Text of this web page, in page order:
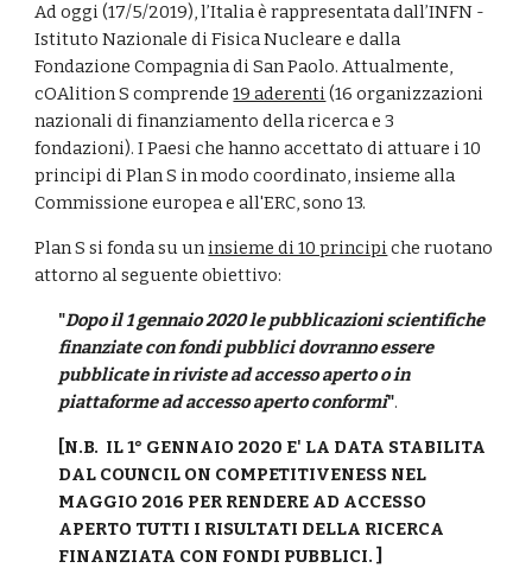
Ad oggi (17/5/2019), l’Italia è rappresentata dall’INFN -
Istituto Nazionale di Fisica Nucleare e dalla
Fondazione Compagnia di San Paolo. Attualmente,
cOAlition S comprende 19 aderenti (16 organizzazioni
nazionali di finanziamento della ricerca e 3
fondazioni). I Paesi che hanno accettato di attuare i 10
principi di Plan S in modo coordinato, insieme alla
Commissione europea e all'ERC, sono 13.
Plan S si fonda su un insieme di 10 principi che ruotano
attorno al seguente obiettivo:
"Dopo il 1 gennaio 2020 le pubblicazioni scientifiche
finanziate con fondi pubblici dovranno essere
pubblicate in riviste ad accesso aperto o in
piattaforme ad accesso aperto conformi".
[N.B.  IL 1° GENNAIO 2020 E' LA DATA STABILITA
DAL COUNCIL ON COMPETITIVENESS NEL
MAGGIO 2016 PER RENDERE AD ACCESSO
APERTO TUTTI I RISULTATI DELLA RICERCA
FINANZIATA CON FONDI PUBBLICI. ]